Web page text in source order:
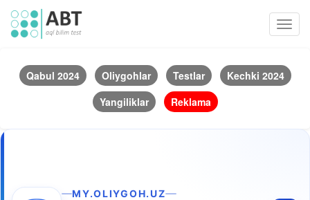
Qabul 2024 Oliygohlar Testlar
Kechki 2024
Yangiliklar
Reklama
MY.OLIYGOH.UZ